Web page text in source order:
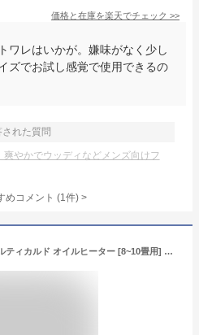
価格と在庫を楽天でチェック >>
ワレはいかが。嫌味がなく少し
ズでお試し感覚で使用できるの
された質問
やかでウッディなどメンズ向けフ
めコメント (1件) >
デロンギ(DeLonghi)ヴェルティカルド オイルヒーター [8~10畳用] ゼロ風暖房 カモミールホワイト RHJ21F0812-WH